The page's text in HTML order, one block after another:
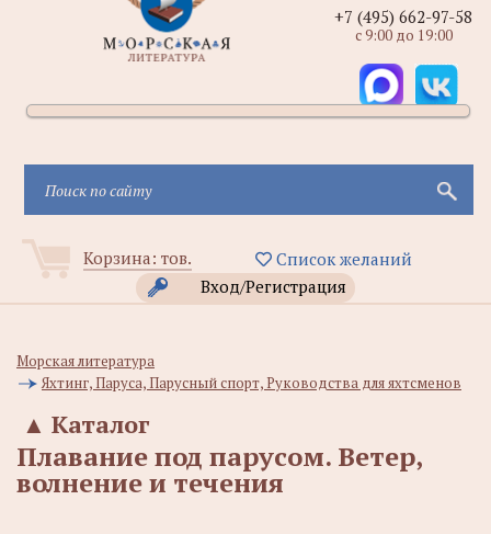
Корзина: тов.
Список желаний
Вход/Регистрация
+7 (495) 662-97-58
с 9:00 до 19:00
Морская литература
Яхтинг, Паруса, Парусный спорт, Руководства для яхтсменов
Каталог
▲
Плавание под парусом. Ветер,
волнение и течения